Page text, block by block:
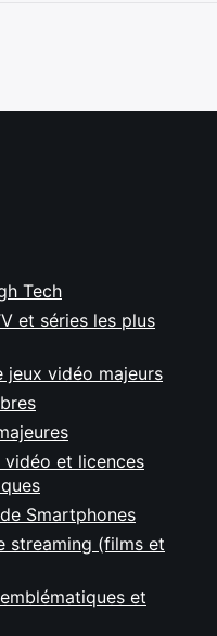
Tech
et séries les plus
jeux vidéo majeurs
vidéo et licences
Smartphones
streaming (films et
et